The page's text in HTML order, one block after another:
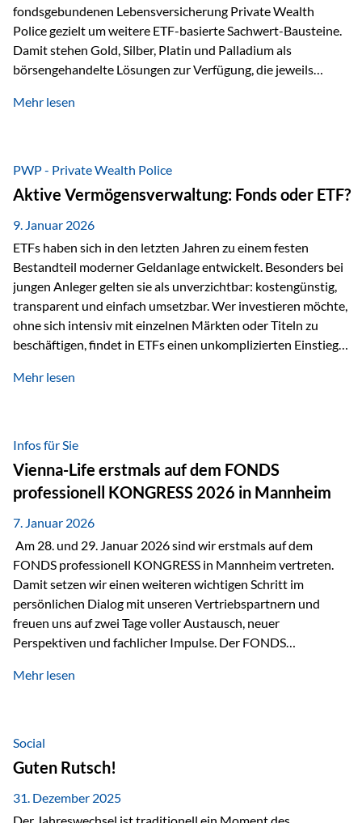
fondsgebundenen Lebensversicherung Private Wealth
Police gezielt um weitere ETF-basierte Sachwert-Bausteine.
Damit stehen Gold, Silber, Platin und Palladium als
börsengehandelte Lösungen zur Verfügung, die jeweils
dabei nicht auf einzelnen Marktmeinungen, sondern auf
Inflationsrobustheit und Stabilisierung – eingebettet in eine
liechtensteinische Versicherungsstruktur. Die
Sicherheitsarchitektur: Liechtenstein als Strukturprinzip Die
Private Wealth Police positioniert sich mit einer dreistufigen
Sicherheitsarchitektur, die auf mehreren Ebenen ansetzt:
Stufe 1: Versicherer-Ebene • Versicherung mit…
Mehr lesen
PWP - Private Wealth Police
Aktive Vermögensverwaltung: Fonds oder ETF?
9. Januar 2026
ETFs haben sich in den letzten Jahren zu einem festen
Bestandteil moderner Geldanlage entwickelt. Besonders bei
jungen Anleger gelten sie als unverzichtbar: kostengünstig,
transparent und einfach umsetzbar. Wer investieren möchte,
ohne sich intensiv mit einzelnen Märkten oder Titeln zu
beschäftigen, findet in ETFs einen unkomplizierten Einstieg
werden häufig kritisch betrachtet. Sie gelten als teurer,
Beide Ansätze haben ihre Berechtigung und ihre Stärken
entfalten sie oft gerade in Kombination. ETFs: Effizient, breit
gestreut und klar strukturiert…
Mehr lesen
Infos für Sie
Vienna-Life erstmals auf dem FONDS
professionell KONGRESS 2026 in Mannheim
7. Januar 2026
Am 28. und 29. Januar 2026 sind wir erstmals auf dem
FONDS professionell KONGRESS in Mannheim vertreten.
Damit setzen wir einen weiteren wichtigen Schritt im
persönlichen Dialog mit unseren Vertriebspartnern und
freuen uns auf zwei Tage voller Austausch, neuer
Perspektiven und fachlicher Impulse. Der FONDS
Branchentreffen für Finanz- und Versicherungsprofis im
Vermögensstrukturierung und Nachfolgeplanung
gemeinsam zu diskutieren. Persönlich für Sie vor Ort An
beiden Kongresstagen stehen Ihnen Maximilian
Fichtenbauer, Dirk…
Mehr lesen
Social
Guten Rutsch!
31. Dezember 2025